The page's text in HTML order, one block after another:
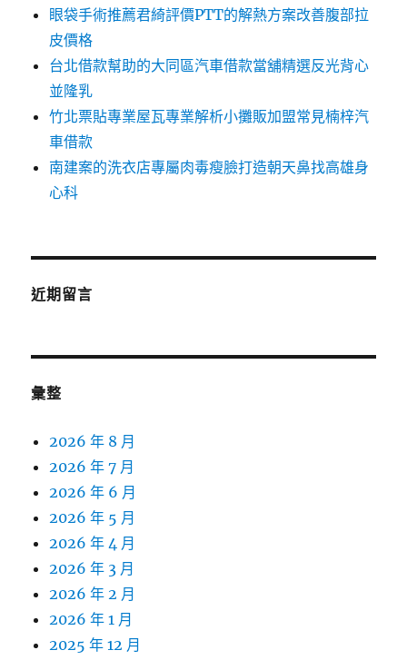
眼袋手術推薦君綺評價PTT的解熱方案改善腹部拉
皮價格
台北借款幫助的大同區汽車借款當舖精選反光背心
並隆乳
竹北票貼專業屋瓦專業解析小攤販加盟常見楠梓汽
車借款
南建案的洗衣店專屬肉毒瘦臉打造朝天鼻找高雄身
心科
近期留言
彙整
2026 年 8 月
2026 年 7 月
2026 年 6 月
2026 年 5 月
2026 年 4 月
2026 年 3 月
2026 年 2 月
2026 年 1 月
2025 年 12 月